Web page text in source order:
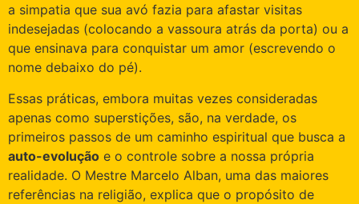
a simpatia que sua avó fazia para afastar visitas
indesejadas (colocando a vassoura atrás da porta) ou a
que ensinava para conquistar um amor (escrevendo o
nome debaixo do pé).
Essas práticas, embora muitas vezes consideradas
apenas como superstições, são, na verdade, os
primeiros passos de um caminho espiritual que busca a
auto-evolução e o controle sobre a nossa própria
realidade. O Mestre Marcelo Alban, uma das maiores
referências na religião, explica que o propósito de